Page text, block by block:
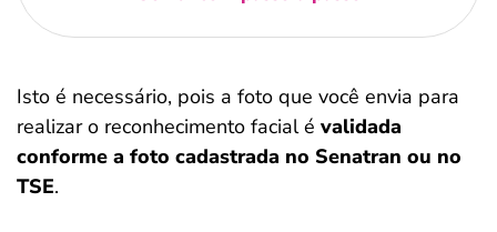
Isto é necessário, pois a foto que você envia para
realizar o reconhecimento facial é validada
conforme a foto cadastrada no Senatran ou no
TSE.